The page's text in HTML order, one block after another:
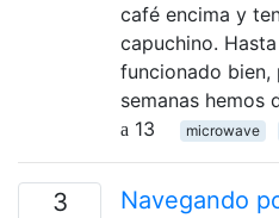
café encima y
capuchino.
funcionado bien,
semanas hemos
13
microwave
3
Navegando